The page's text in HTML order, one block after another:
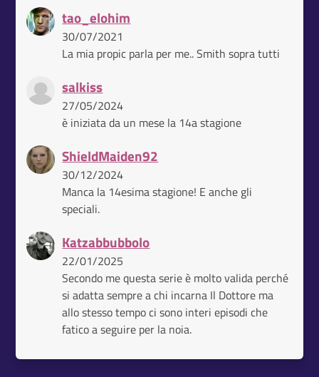
tao_elohim
30/07/2021
La mia propic parla per me.. Smith sopra tutti
salkiss
27/05/2024
è iniziata da un mese la 14a stagione
ShieldMaiden92
30/12/2024
Manca la 14esima stagione! E anche gli
speciali.
Katzabbubbolo
22/01/2025
Secondo me questa serie è molto valida perché
si adatta sempre a chi incarna Il Dottore ma
allo stesso tempo ci sono interi episodi che
fatico a seguire per la noia.